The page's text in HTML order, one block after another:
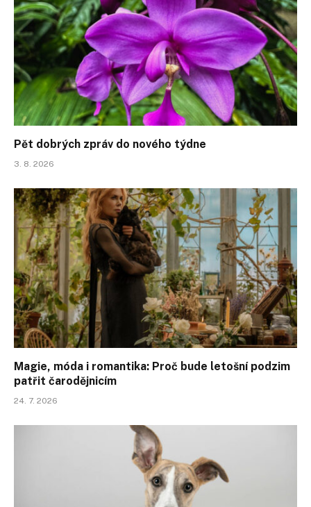
Pět dobrých zpráv do nového týdne
3. 8. 2026
Magie, móda i romantika: Proč bude letošní podzim
patřit čarodějnicím
24. 7. 2026